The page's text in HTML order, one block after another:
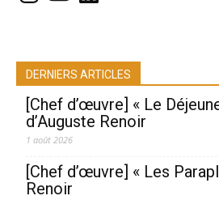
DERNIERS ARTICLES
[Chef d’œuvre] « Le
d’Auguste Renoir
1 août 2026
[Chef d’œuvre] « Les
Renoir